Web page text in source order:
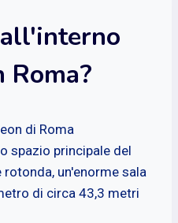
Roma?
di Roma
spazio principale del
rotonda, un'enorme sala
di circa 43,3 metri